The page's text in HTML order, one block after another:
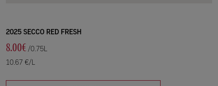
2025 SECCO RED FRESH
8.00€ /0.75L
10.67 €/L